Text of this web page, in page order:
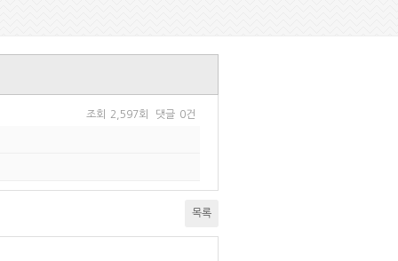
조회 2,597회 댓글 0건
목록